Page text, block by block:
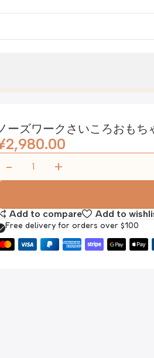
ーズワークさいころおもち
2,980.00
Add to compare
Add to
Free delivery for orders over $100